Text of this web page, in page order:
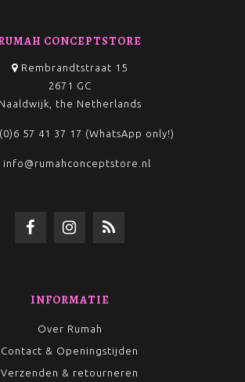
CONCEPTSTORE
Rembrandtstraat 15
2671 GC
Naaldwijk, the Netherlands
57 41 37 17 (WhatsApp only!)
info@rumahconceptstore.nl
INFORMATIE
Over Rumah
Contact & Openingstijden
Verzenden & retourneren